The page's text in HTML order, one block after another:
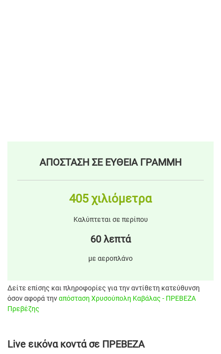
ΑΠΟΣΤΑΣΗ ΣΕ ΕΥΘΕΙΑ ΓΡΑΜΜΗ
405 χιλιόμετρα
Καλύπτεται σε περίπου
60 λεπτά
με αεροπλάνο
Δείτε επίσης και πληροφορίες για την αντίθετη κατεύθυνση
όσον αφορά τηναπόσταση Χρυσούπολη Καβάλας - ΠΡΕΒΕΖΑ
Πρεβέζης
Live εικόνα κοντά σε ΠΡΕΒΕΖΑ